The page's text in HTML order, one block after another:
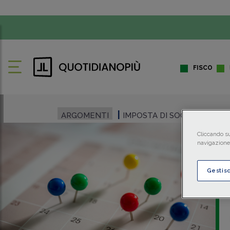
FISCO
ARGOMENTI IMPOSTA DI SOGGIORNO
Cliccando